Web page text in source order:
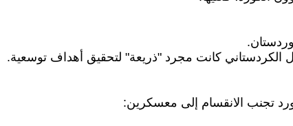
الكردستاني كانت مجرد "ذريعة" لتحقيق أهداف توسعية.
تجنب الانقسام إلى معسكرين: